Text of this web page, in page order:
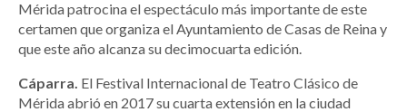
Mérida patrocina el espectáculo más importante de este
certamen que organiza el Ayuntamiento de Casas de Reina y
que este año alcanza su decimocuarta edición.
Cáparra. El Festival Internacional de Teatro Clásico de
Mérida abrió en 2017 su cuarta extensión en la ciudad